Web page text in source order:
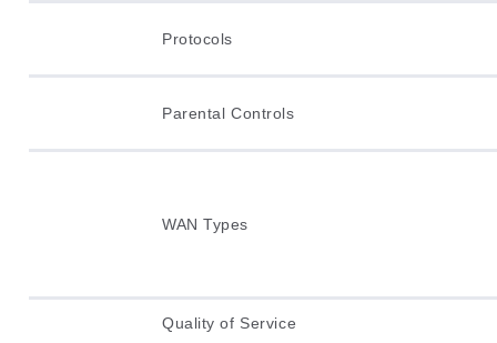
Protocols
Parental Controls
WAN Types
Quality of Service